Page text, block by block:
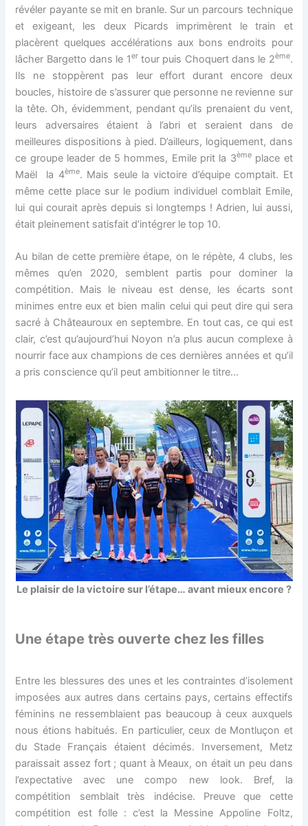
révéler payante se mit en branle. Sur un parcours technique
et exigeant, les deux Picards imprimèrent le train et
placèrent quelques accélérations aux bons endroits pour
lâcher Bargetto dans le 1ertour puis Choquert dans le 2ème.
Ils ne stoppèrent pas leur effort durant encore deux
boucles, histoire de s’assurer que personne ne revienne sur
la tête. Oh, évidemment, pendant qu’ils prenaient du vent,
leurs adversaires étaient à l’abri et seraient dans de
meilleures dispositions à pied. D’ailleurs, logiquement, dans
ce groupe leader de 5 hommes, Emile prit la 3èmeplace et
Maël la 4ème. Mais seule la victoire d’équipe comptait. Et
même cette place sur le podium individuel comblait Emile,
lui qui courait après depuis si longtemps ! Adrien, lui aussi,
était pleinement satisfait d’intégrer le top 10.
Au bilan de cette première étape, on le répète, 4 clubs, les
mêmes qu’en 2020, semblent partis pour dominer la
compétition. Mais le niveau est dense, les écarts sont
minimes entre eux et bien malin celui qui peut dire qui sera
sacré à Châteauroux en septembre. En tout cas, ce qui est
clair, c’est qu’aujourd’hui Noyon n’a plus aucun complexe à
nourrir face aux champions de ces dernières années et qu’il
a pris conscience qu’il peut ambitionner le titre…
Le plaisir de la victoire sur l’étape… avant mieux encore ?
Une étape très ouverte chez les filles
Entre les blessures des unes et les contraintes d’isolement
imposées aux autres dans certains pays, certains effectifs
féminins ne ressemblaient pas beaucoup à ceux auxquels
nous étions habitués. En particulier, ceux de Montluçon et
du Stade Français étaient décimés. Inversement, Metz
paraissait assez fort ; quant à Meaux, on était un peu dans
l’expectative avec une compo new look. Bref, la
compétition semblait très indécise. Preuve que cette
compétition est folle : c’est la Messine Appoline Foltz,